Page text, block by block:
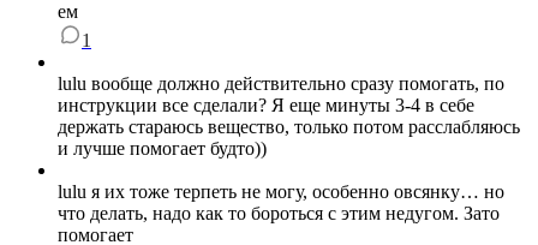
ем
1
lulu вообще должно действительно сразу помогать, по
инструкции все сделали? Я еще минуты 3-4 в себе
держать стараюсь вещество, только потом расслабляюсь
и лучше помогает будто))
lulu я их тоже терпеть не могу, особенно овсянку… но
что делать, надо как то бороться с этим недугом. Зато
помогает